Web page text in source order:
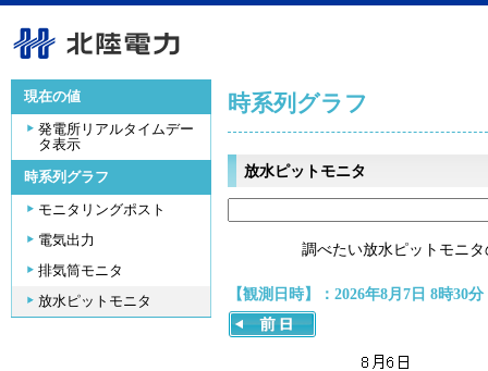
現在の値
発電所リアルタイムデー
タ表示
時系列グラフ
モニタリングポスト
電気出力
排気筒モニタ
放水ピットモニタ
時系列グラフ
放水ピットモニタ
調べたい放水ピットモニ
【観測日時】：2026年8月7日 8時30分